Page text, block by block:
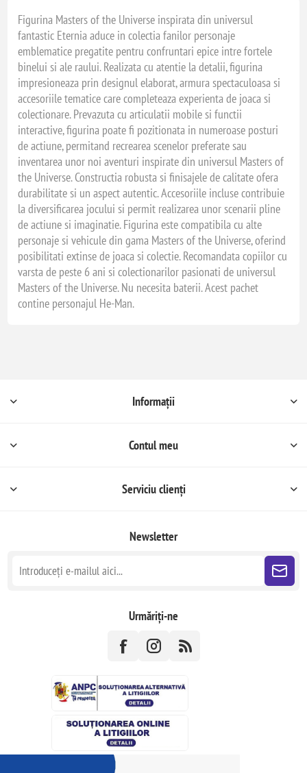
Figurina Masters of the Universe inspirata din universul
fantastic Eternia aduce in colectia fanilor personaje
emblematice pregatite pentru confruntari epice intre fortele
binelui si ale raului. Realizata cu atentie la detalii, figurina
impresioneaza prin designul elaborat, armura spectaculoasa si
accesoriile tematice care completeaza experienta de joaca si
colectionare. Prevazuta cu articulatii mobile si functii
interactive, figurina poate fi pozitionata in numeroase posturi
de actiune, permitand recrearea scenelor preferate sau
inventarea unor noi aventuri inspirate din universul Masters of
the Universe. Constructia robusta si finisajele de calitate ofera
durabilitate si un aspect autentic. Accesoriile incluse contribuie
la diversificarea jocului si permit realizarea unor scenarii pline
de actiune si imaginatie. Figurina este compatibila cu alte
personaje si vehicule din gama Masters of the Universe, oferind
posibilitati extinse de joaca si colectie. Recomandata copiilor cu
varsta de peste 6 ani si colectionarilor pasionati de universul
Masters of the Universe. Nu necesita baterii. Acest pachet
contine personajul He-Man.
Informații
Contul meu
Serviciu clienți
Newsletter
Urmăriți-ne